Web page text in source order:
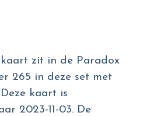
zit in de Paradox
265 in deze set met
kaart is
2023-11-03. De